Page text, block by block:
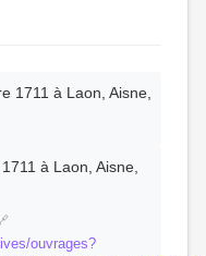
1711 à Laon, Aisne,
à Laon, Aisne,
ouvrages?